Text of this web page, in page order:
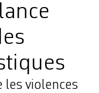
les violences